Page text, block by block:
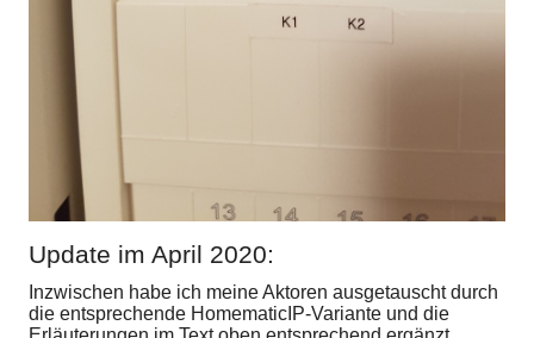
Update im April 2020:
Inzwischen habe ich meine Aktoren ausgetauscht durch
die entsprechende HomematicIP-Variante und die